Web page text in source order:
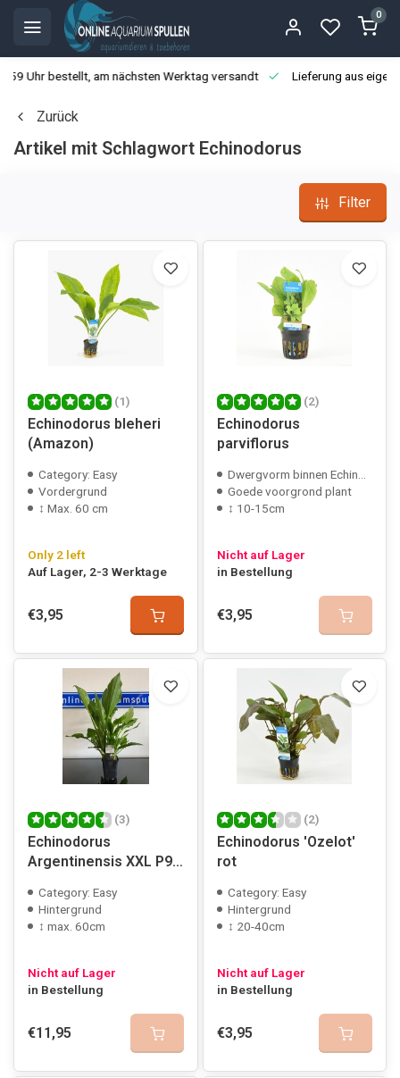
0
Uhr bestellt, am nächsten Werktag versandt Lieferung aus
Zurück
Artikel mit Schlagwort Echinodorus
Filter
(1)
Echinodorus bleheri
(Amazon)
Category: Easy
Vordergrund
↕ Max. 60 cm
Only 2 left
Auf Lager, 2-3 Werktage
€3,95
(2)
Echinodorus
parviflorus
Dwergvorm binnen Echinodorus soort
Goede voorgrond plant
↕ 10-15cm
Nicht auf Lager
in Bestellung
€3,95
(3)
Echinodorus
Argentinensis XXL P9
Category: Easy
Hintergrund
↕ max. 60cm
Nicht auf Lager
in Bestellung
€11,95
(2)
Echinodorus 'Ozelot'
rot
Category: Easy
Hintergrund
↕ 20-40cm
Nicht auf Lager
in Bestellung
€3,95